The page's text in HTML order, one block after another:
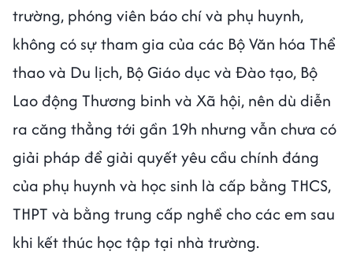
trường, phóng viên báo chí và phụ huynh,
không có sự tham gia của các Bộ Văn hóa Thể
thao và Du lịch, Bộ Giáo dục và Đào tạo, Bộ
Lao động Thương binh và Xã hội, nên dù diễn
ra căng thẳng tới gần 19h nhưng vẫn chưa có
giải pháp để giải quyết yêu cầu chính đáng
của phụ huynh và học sinh là cấp bằng THCS,
THPT và bằng trung cấp nghề cho các em sau
khi kết thúc học tập tại nhà trường.